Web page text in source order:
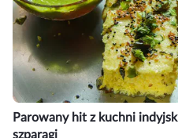
Parowany hit z kuchni
szparagi